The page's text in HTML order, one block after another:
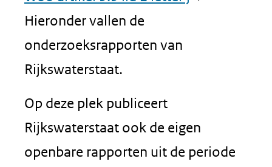
Hieronder vallen de
onderzoeksrapporten van
Rijkswaterstaat.
Op deze plek publiceert
Rijkswaterstaat ook de eigen
openbare rapporten uit de periode